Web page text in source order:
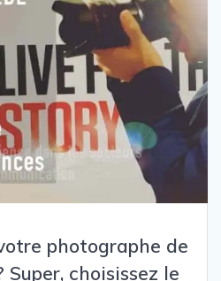
photographe de
Super, choisissez le